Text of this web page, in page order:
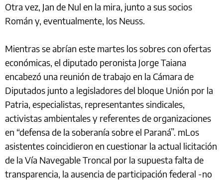
Otra vez, Jan de Nul en la mira, junto a sus socios
Román y, eventualmente, los Neuss.
Mientras se abrían este martes los sobres con ofertas
económicas, el diputado peronista Jorge Taiana
encabezó una reunión de trabajo en la Cámara de
Diputados junto a legisladores del bloque Unión por la
Patria, especialistas, representantes sindicales,
activistas ambientales y referentes de organizaciones
en “defensa de la soberanía sobre el Paraná”. mLos
asistentes coincidieron en cuestionar la actual licitación
de la Vía Navegable Troncal por la supuesta falta de
transparencia, la ausencia de participación federal -no